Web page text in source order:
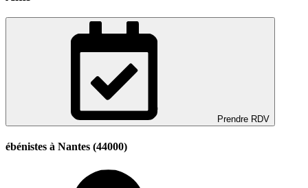
Prendre RDV
ébénistes à Nantes (44000)